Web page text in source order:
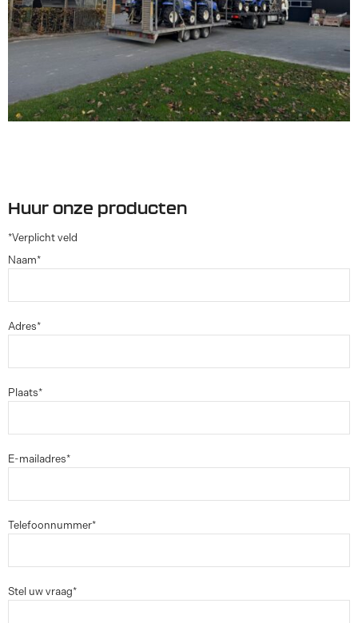
Huur onze producten
*Verplicht veld
Naam*
Adres*
Plaats*
E-mailadres*
Telefoonnummer*
Stel uw vraag*